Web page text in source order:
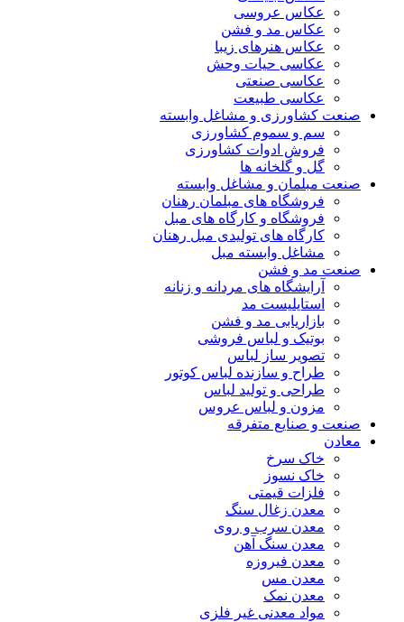
عکاس عروسی
عکاس مد و فشن
عکاس هنرهای زیبا
عکاسی حیات وحش
عکاسی صنعتی
عکاسی طبیعت
صنعت کشاورزی و مشاغل وابسته
سم و سموم کشاورزی
فروش ادوات کشاورزی
گل و گلخانه ها
صنعت مبلمان و مشاغل وابسته
فروشگاه های مبلمان رهنان
فروشگاه و کارگاه های مبل
کارگاه های تولیدی مبل رهنان
مشاغل وابسته مبل
صنعت مد و فشن
آرایشگاه های مردانه و زنانه
استایلیست مد
بازاریابی مد و فشن
بوتیک و لباس فروشی
تصویر ساز لباس
طراح و سازنده لباس کوتور
طراحی و تولید لباس
مزون و لباس عروس
صنعت و صنایع متفرقه
معادن
خاک سرخ
خاک نسوز
فلزات قیمتی
معدن زغال سنگ
معدن سرب و روی
معدن سنگ آهن
معدن فیروزه
معدن مس
معدن نمک
مواد معدنی غیر فلزی